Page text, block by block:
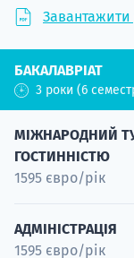
Завантажити
БАКАЛАВРІАТ
3 роки (6
МІЖНАРОДНИЙ
ГОСТИННІСТЮ
1595 євро/рік
Готельна справа
Спеціальність
АДМІНІСТРАЦІЯ
1595 євро/рік